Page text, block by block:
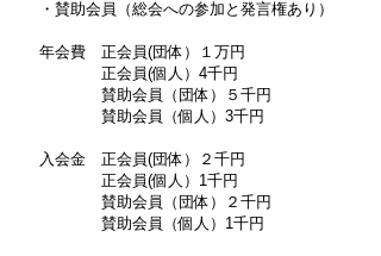
・賛助会員（総会への参加と発言権あり）
年会費 正会員(団体）１万円
正会員(個人）4千円
賛助会員（団体）５千円
賛助会員（個人）3千円
入会金 正会員(団体）２千円
正会員(個人）1千円
賛助会員（団体）２千円
賛助会員（個人）1千円